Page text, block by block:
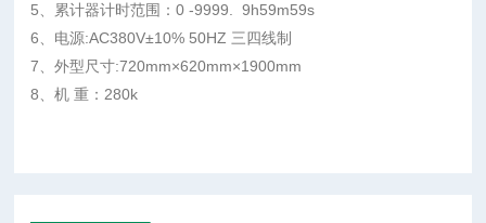
5、累计器计时范围：0 -9999. 9h59m59s
6、电源:AC380V±10% 50HZ 三四线制
7、外型尺寸:720mm×620mm×1900mm
8、机 重：280k